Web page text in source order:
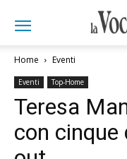
Home Eventi
Eventi Top-Home
Teresa
con